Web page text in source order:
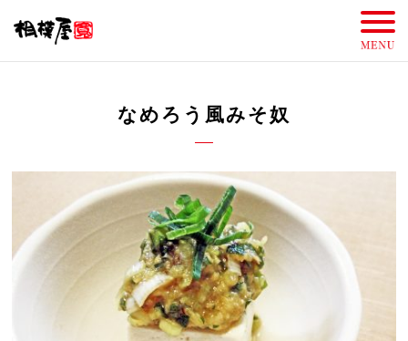
なめろう風みそ奴